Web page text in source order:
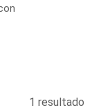
1 resultado